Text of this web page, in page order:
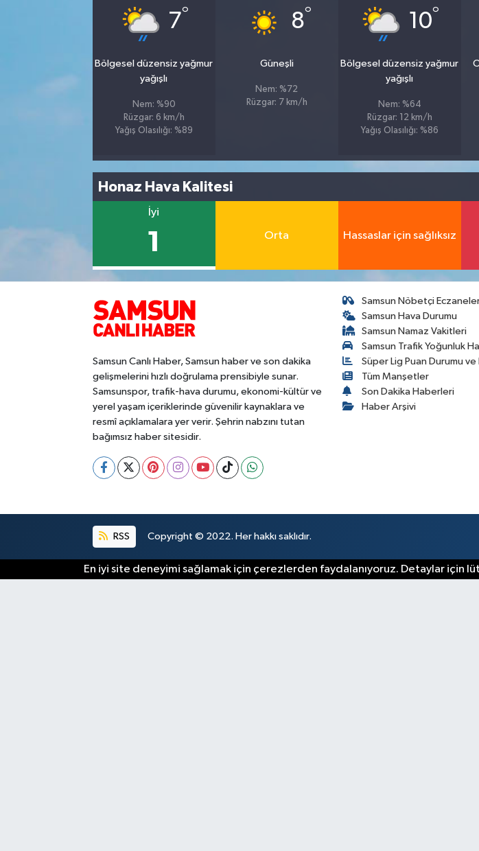
7°
Bölgesel düzensiz yağmur
yağışlı
Nem: %90
Rüzgar: 6 km/h
Yağış Olasılığı: %89
8°
Güneşli
Nem: %72
Rüzgar: 7 km/h
10°
Bölgesel düzensiz yağmur
yağışlı
Nem: %64
Rüzgar: 12 km/h
Yağış Olasılığı: %86
Honaz Hava Kalitesi
İyi
1 Orta Hassaslar için sağlıksız
Samsun Canlı Haber, Samsun haber ve son dakika
gelişmelerini hızlı doğrulama prensibiyle sunar.
Samsunspor, trafik-hava durumu, ekonomi-kültür ve
yerel yaşam içeriklerinde güvenilir kaynaklara ve
resmî açıklamalara yer verir. Şehrin nabzını tutan
bağımsız haber sitesidir.
Samsun Nöbetçi
Samsun Hava Durumu
Samsun Namaz Vakitleri
Samsun Trafik Yoğunluk
Süper Lig Puan Durumu ve
Tüm Manşetler
Son Dakika Haberleri
Haber Arşivi
RSS Copyright © 2022. Her hakkı saklıdır.
En iyi site deneyimi sağlamak için çerezlerden faydalanıyoruz. Detaylar için